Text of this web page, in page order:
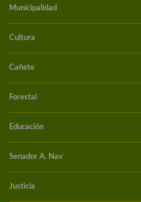
Municipalidad
Cultura
Cañete
Forestal
Educación
Senador A. Nav
Justicia